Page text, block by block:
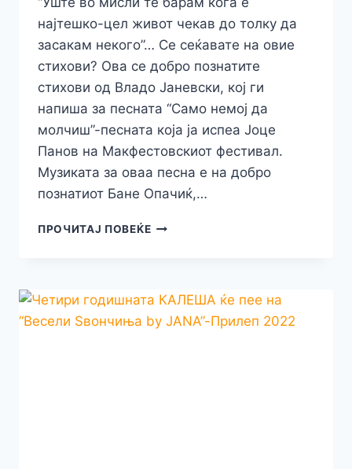
најтешко-цел живот чекав до толку да
засакам некого”… Се сеќавате на овие
стихови? Ова се добро познатите
стихови од Владо Јаневски, кој ги
напиша за песната “Само немој да
молчиш”-песната која ја испеа Јоце
Панов на Макфестовскиот фестивал.
Музиката за оваа песна е на добро
познатиот Бане Опачиќ,…
ПРОЧИТАЈ ПОВЕЌЕУШТЕ
КОГА
Е